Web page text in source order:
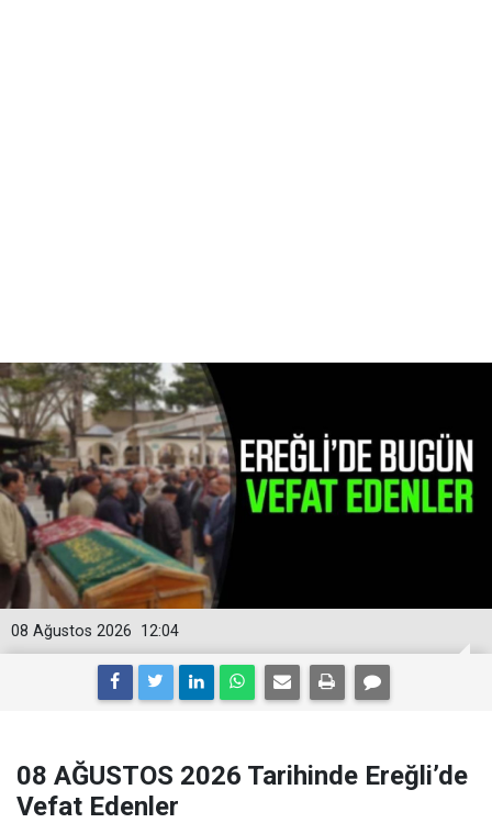
12:04
08 Ağustos 2026
08 AĞUSTOS 2026 Tarihinde Ereğli’de
Vefat Edenler